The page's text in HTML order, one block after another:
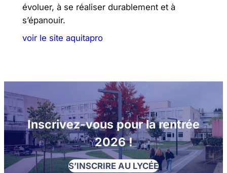
évoluer, à se réaliser durablement et à
s’épanouir.
voir le site aquitapro
Inscrivez-vous pour la rentrée
2026 !
S’INSCRIRE AU LYCÉE